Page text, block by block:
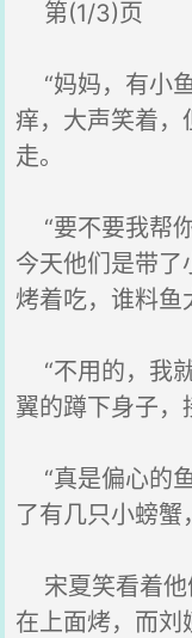
第(1/3)页
“妈妈，有小
痒，大声笑着，
走。
“要不要我帮
今天他们是带了
烤着吃，谁料鱼
“不用的，我
翼的蹲下身子，
“真是偏心的
了有几只小螃蟹
宋夏笑看着他
在上面烤，而刘